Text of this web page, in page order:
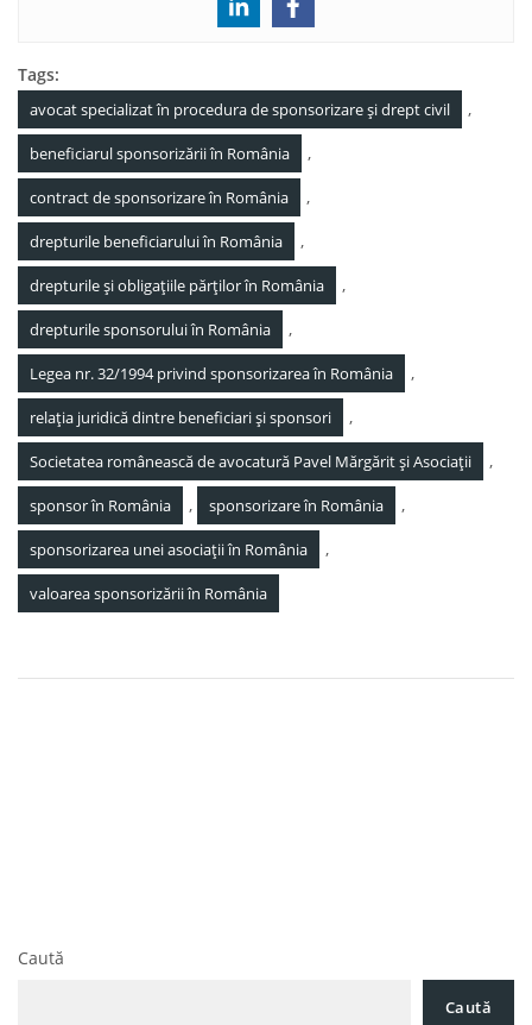
Tags:
avocat specializat în procedura de sponsorizare și drept civil ,
beneficiarul sponsorizării în România ,
contract de sponsorizare în România ,
drepturile beneficiarului în România ,
drepturile și obligațiile părților în România ,
drepturile sponsorului în România ,
Legea nr. 32/1994 privind sponsorizarea în România ,
relația juridică dintre beneficiari și sponsori ,
Societatea românească de avocatură Pavel Mărgărit și Asociații ,
sponsor în România , sponsorizare în România ,
sponsorizarea unei asociații în România ,
valoarea sponsorizării în România
Caută
Caută